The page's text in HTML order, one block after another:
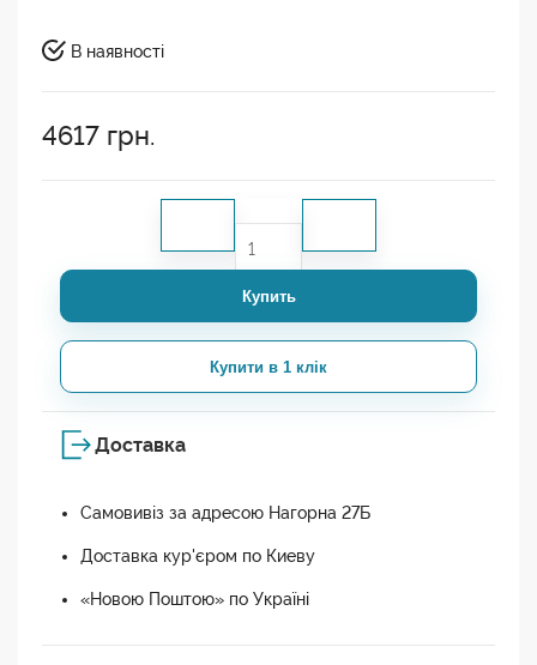
В наявності
4617 грн.
Купить
Купити в 1 клік
Доставка
Самовивіз за адресою Нагорна 27Б
Доставка кур'єром по Киеву
«Новою Поштою» по Україні